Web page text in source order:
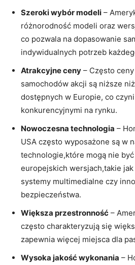
Szeroki wybór modeli –
różnorodność modeli oraz
co pozwala na dopasowanie
indywidualnych potrzeb
Atrakcyjne ceny – Często
samochodów akcji są niższe
dostępnych w Europie, co
konkurencyjnymi na rynku.
Nowoczesna technologia –
USA często wyposażone są w
technologie,które mogą nie
europejskich wersjach,takie jak
systemy multimedialne czy
bezpieczeństwa.
Większa przestronność –
często charakteryzują się
zapewnia więcej miejsca dla
Wysoka jakość wykonania –